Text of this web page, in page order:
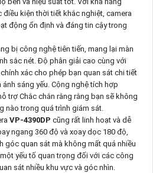
kiện thời tiết khắc nghiệt, camera
động ổn định và đáng tin cậy trong
bị công nghệ tiên tiến, mang lại màn
sắc nét. Độ phân giải cao cùng với
xác cho phép bạn quan sát chi tiết
sáng yếu. Cộng nghệ tích hợp
trợ Chắc chắn rằng rằng bạn sẽ không
nào trong quá trình giám sát.
VP-4390DP cũng rất linh hoạt và dễ
ngang 360 độ và xoay dọc 180 độ,
góc quan sát mà không mất quá nhiều
yếu tố quan trọng đối với các công
sát nhiều khu vực và góc nhìn.